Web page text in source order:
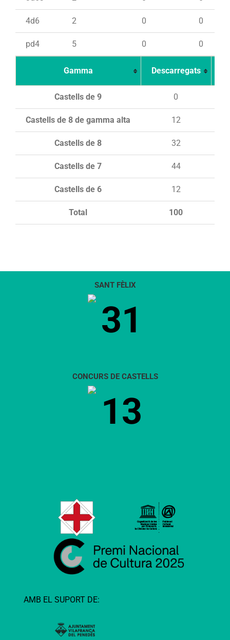
4d6 2 0 0
pd4 5 0 0
Gamma Descarregats
Total 100
Castells de 9 0
Castells de 8 de gamma alta 12
Castells de 8 32
Castells de 7 44
Castells de 6 12
SANT FÈLIX
31
CONCURS DE CASTELLS
13
AMB EL SUPORT DE: